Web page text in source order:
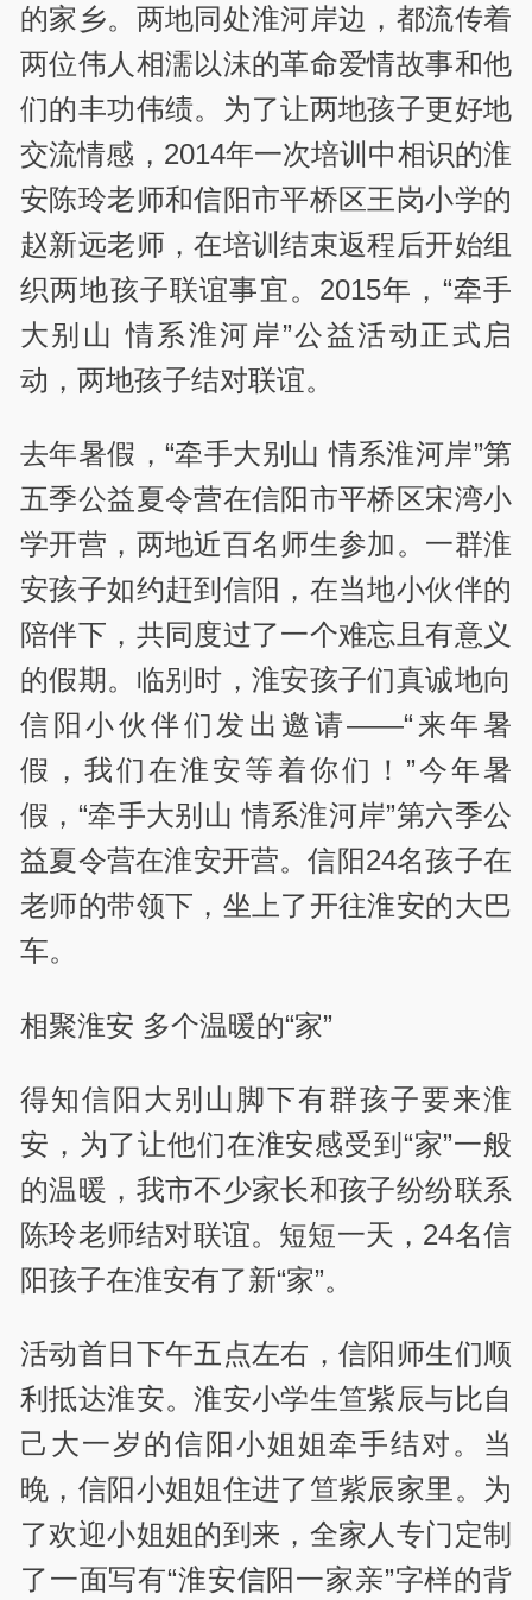
的家乡。两地同处淮河岸边，都流传着
两位伟人相濡以沫的革命爱情故事和他
们的丰功伟绩。为了让两地孩子更好地
交流情感，2014年一次培训中相识的淮
安陈玲老师和信阳市平桥区王岗小学的
赵新远老师，在培训结束返程后开始组
织两地孩子联谊事宜。2015年，“牵手
大别山 情系淮河岸”公益活动正式启
动，两地孩子结对联谊。
去年暑假，“牵手大别山 情系淮河岸”第
五季公益夏令营在信阳市平桥区宋湾小
学开营，两地近百名师生参加。一群淮
安孩子如约赶到信阳，在当地小伙伴的
陪伴下，共同度过了一个难忘且有意义
的假期。临别时，淮安孩子们真诚地向
信阳小伙伴们发出邀请——“来年暑
假，我们在淮安等着你们！”今年暑
假，“牵手大别山 情系淮河岸”第六季公
益夏令营在淮安开营。信阳24名孩子在
老师的带领下，坐上了开往淮安的大巴
车。
相聚淮安 多个温暖的“家”
得知信阳大别山脚下有群孩子要来淮
安，为了让他们在淮安感受到“家”一般
的温暖，我市不少家长和孩子纷纷联系
陈玲老师结对联谊。短短一天，24名信
阳孩子在淮安有了新“家”。
活动首日下午五点左右，信阳师生们顺
利抵达淮安。淮安小学生笪紫辰与比自
己大一岁的信阳小姐姐牵手结对。当
晚，信阳小姐姐住进了笪紫辰家里。为
了欢迎小姐姐的到来，全家人专门定制
了一面写有“淮安信阳一家亲”字样的背